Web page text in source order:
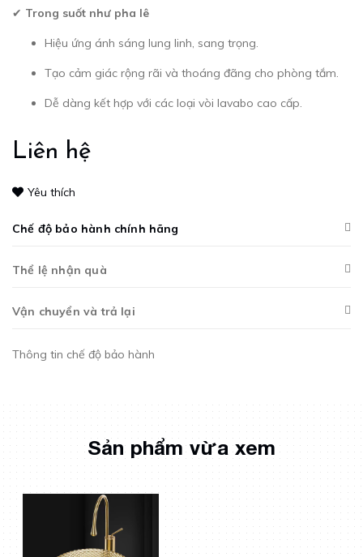
✔ Trong suốt như pha lê
Hiệu ứng ánh sáng lung linh, sang trọng.
Tạo cảm giác rộng rãi và thoáng đãng cho phòng tắm.
Dễ dàng kết hợp với các loại vòi lavabo cao cấp.
Liên hệ
Yêu thích
Chế độ bảo hành chính hãng
Thể lệ nhận quà
Vận chuyển và trả lại
Thông tin chế độ bảo hành
Sản phẩm vừa xem